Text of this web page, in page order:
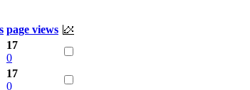
page views
17
0
17
0